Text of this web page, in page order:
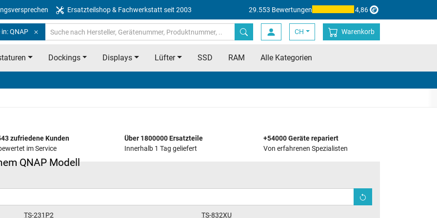
Ersatzteilshop & Fachwerkstatt seit 2003 29.553 Bewertungen 4,86
QNAP CH Warenkorb
Dockings Displays Lüfter SSD RAM Alle Kategorien
QNAP Modell
zufriedene Kunden
im Service
Über 1800000 Ersatzteile
Innerhalb 1 Tag geliefert
+54000 Geräte repariert
Von erfahrenen Spezialisten
TS-231P2
TS-832XU